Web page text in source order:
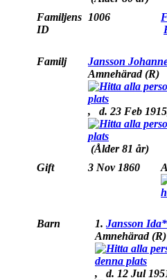
Familjens
ID
1006
Familj Jansson
Amnehärad (R)
, d. 23 Feb
(Ålder 81 år)
Gift
3 Nov 1860
Barn 1. Jansson
Amnehärad (R)
, d. 12 Jul